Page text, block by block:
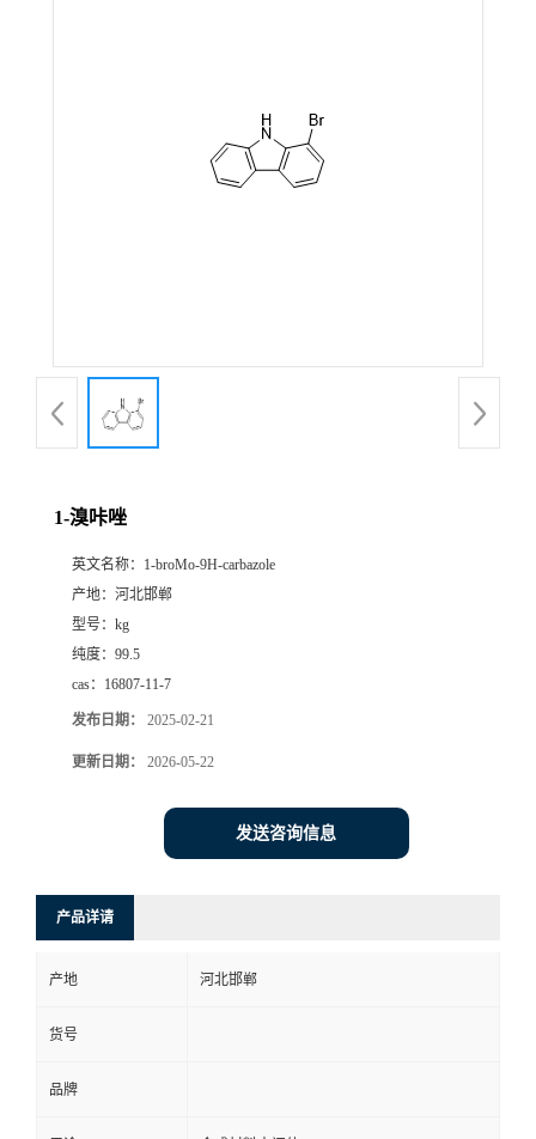
1-溴咔唑
英文名称： 1-broMo-9H-carbazole
产地： 河北邯郸
型号： kg
纯度： 99.5
cas： 16807-11-7
发布日期： 2025-02-21
更新日期： 2026-05-22
发送咨询信息
产品详请
产地 河北邯郸
货号
品牌